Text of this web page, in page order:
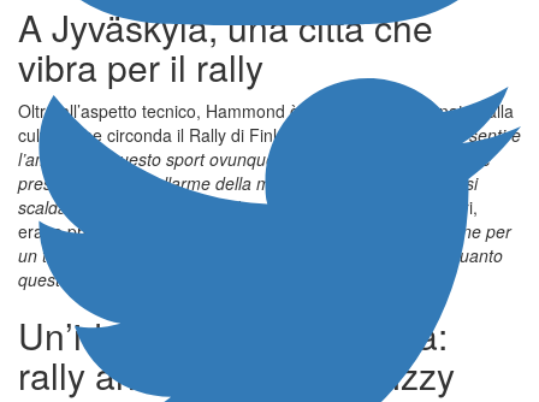
A Jyväskylä, una città che
vibra per il rally
Oltre all’aspetto tecnico, Hammond è rimasto impressionato dalla
cultura che circonda il Rally di Finlandia, dicendo che
“puoi sentire
l’amore per questo sport ovunque. La città viene letteralmente
presa d’assalto. L’allarme della mattina? Sono i motori che si
scaldano”
. Durante lo shakedown, secondo gli organizzatori,
erano presenti circa 25.000 spettatori:
“Tutte queste persone per
un test pre-gara. È tutto ciò che serve sapere per capire quanto
questo sport sia amato”.
Un’idea che prende forma:
rally anche per la figlia Izzy